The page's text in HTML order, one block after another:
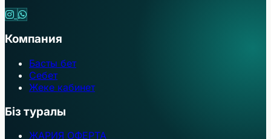
Компания
Басты бет
Себет
Жеке кабинет
Біз туралы
ЖАРИЯ ОФЕРТА